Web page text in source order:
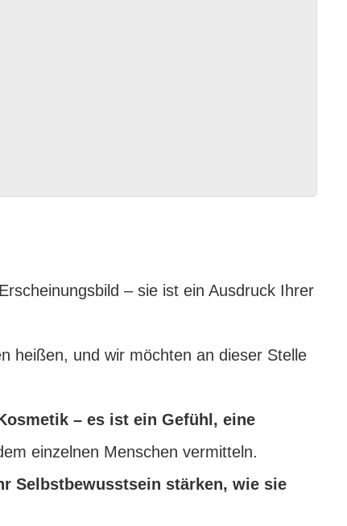
– sie ist ein Ausdruck Ihrer
heißen, und wir möchten an dieser Stelle
– es ist ein Gefühl, eine
einzelnen Menschen vermitteln.
Selbstbewusstsein stärken, wie sie